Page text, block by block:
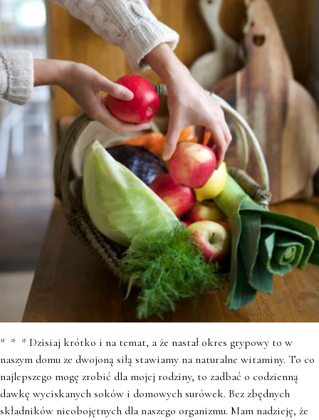
* * * Dzisiaj krótko i na temat, a że nastał okres grypowy to w
naszym domu ze dwojoną siłą stawiamy na naturalne witaminy. To co
najlepszego mogę zrobić dla mojej rodziny, to zadbać o codzienną
dawkę wyciskanych soków i domowych surówek. Bez zbędnych
składników nieobojętnych dla naszego organizmu. Mam nadzieję, że